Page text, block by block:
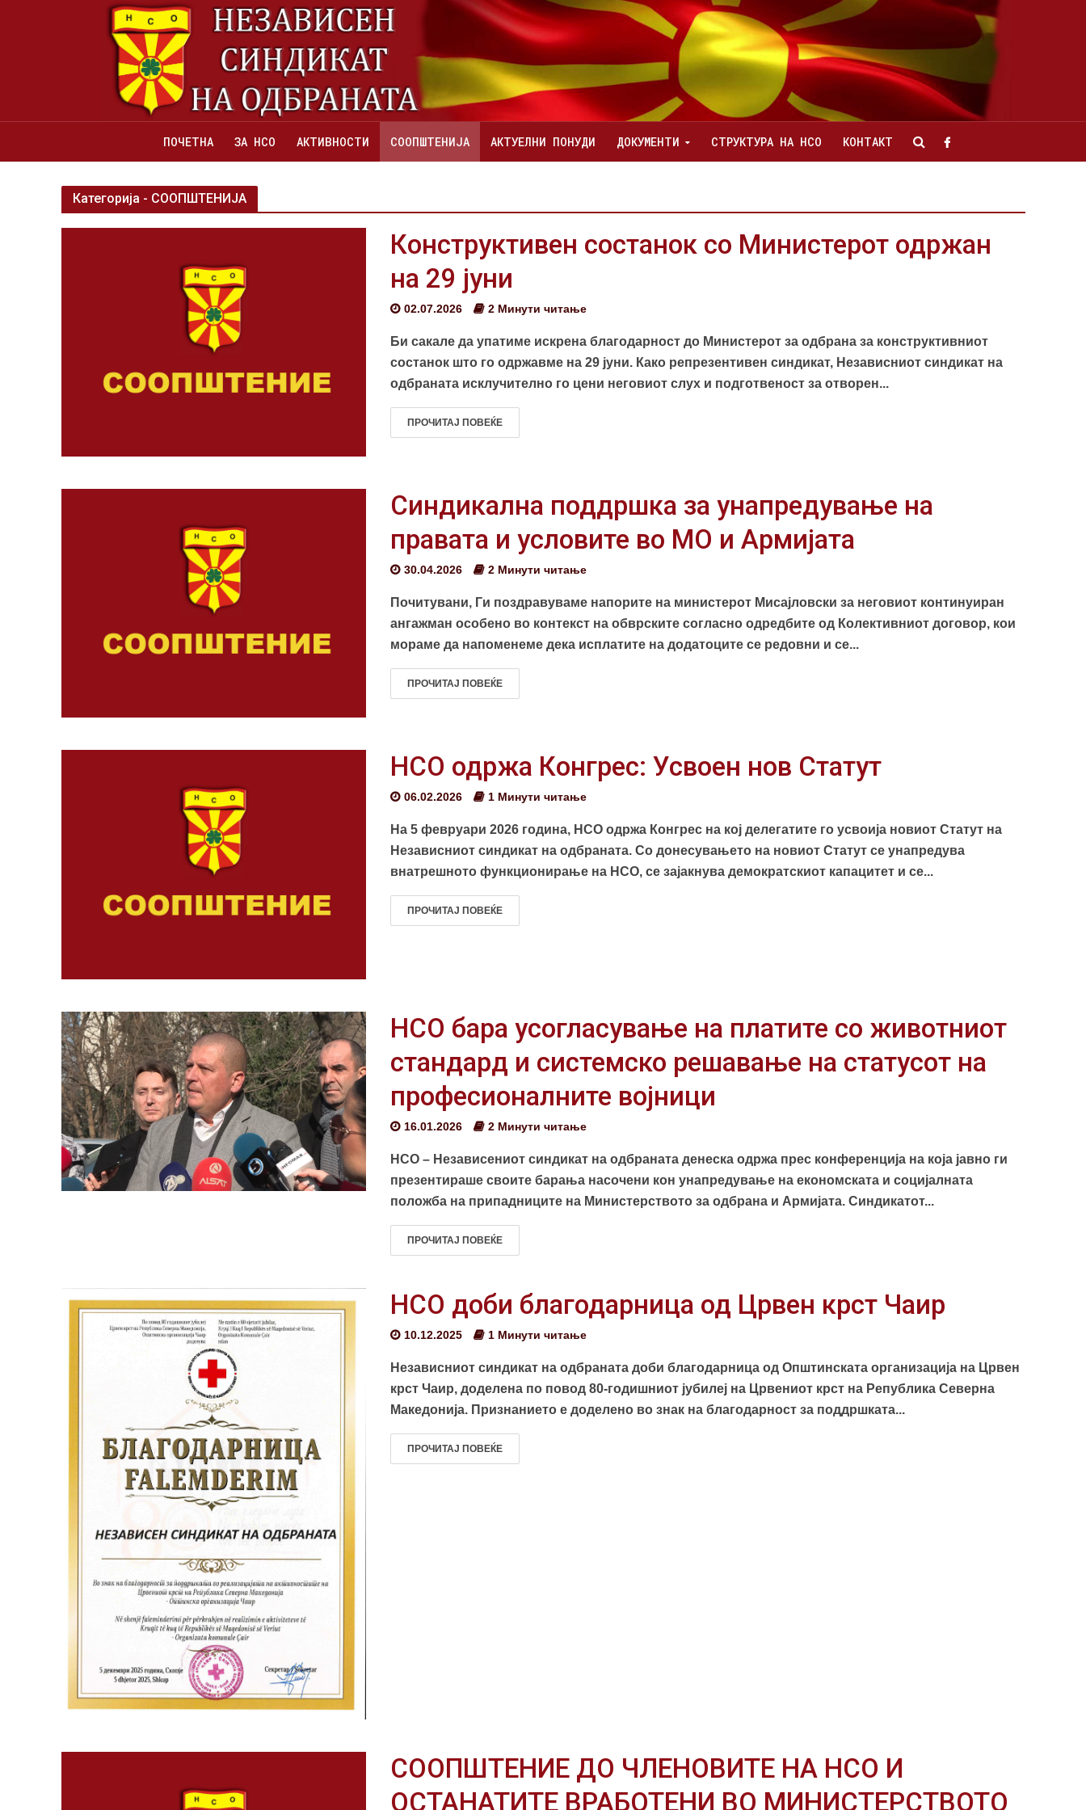
ПОЧЕТНА ЗА НСО АКТИВНОСТИ СООПШТЕНИЈА АКТУЕЛНИ ПОНУДИ ДОКУМЕНТИ СТРУКТУРА НА НСО КОНТАКТ
Категорија - СООПШТЕНИЈА
Конструктивен состанок со Министерот одржан
на 29 јуни
02.07.2026 2 Минути читање
Би сакале да упатиме искрена благодарност до Министерот за одбрана за конструктивниот
состанок што го одржавме на 29 јуни. Како репрезентивен синдикат, Независниот синдикат на
одбраната исклучително го цени неговиот слух и подготвеност за отворен...
ПРОЧИТАЈ ПОВЕЌЕ
Синдикална поддршка за унапредување на
правата и условите во МО и Армијата
30.04.2026 2 Минути читање
Почитувани, Ги поздравуваме напорите на министерот Мисајловски за неговиот континуиран
ангажман особено во контекст на обврските согласно одредбите од Колективниот договор, кои
мораме да напоменеме дека исплатите на додатоците се редовни и се...
ПРОЧИТАЈ ПОВЕЌЕ
НСО одржа Конгрес: Усвоен нов Статут
06.02.2026 1 Минути читање
На 5 февруари 2026 година, НСО одржа Конгрес на кој делегатите го усвоија новиот Статут на
Независниот синдикат на одбраната. Со донесувањето на новиот Статут се унапредува
внатрешното функционирање на НСО, се зајакнува демократскиот капацитет и се...
ПРОЧИТАЈ ПОВЕЌЕ
НСО бара усогласување на платите со животниот
стандард и системско решавање на статусот на
професионалните војници
16.01.2026 2 Минути читање
НСО – Независениот синдикат на одбраната денеска одржа прес конференција на која јавно ги
презентираше своите барања насочени кон унапредување на економската и социјалната
положба на припадниците на Министерството за одбрана и Армијата. Синдикатот...
ПРОЧИТАЈ ПОВЕЌЕ
НСО доби благодарница од Црвен крст Чаир
10.12.2025 1 Минути читање
Независниот синдикат на одбраната доби благодарница од Општинската организација на Црвен
крст Чаир, доделена по повод 80-годишниот јубилеј на Црвениот крст на Република Северна
Македонија. Признанието е доделено во знак на благодарност за поддршката...
ПРОЧИТАЈ ПОВЕЌЕ
СООПШТЕНИЕ ДО ЧЛЕНОВИТЕ НА НСО И
ОСТАНАТИТЕ ВРАБОТЕНИ ВО МИНИСТЕРСТВОТО